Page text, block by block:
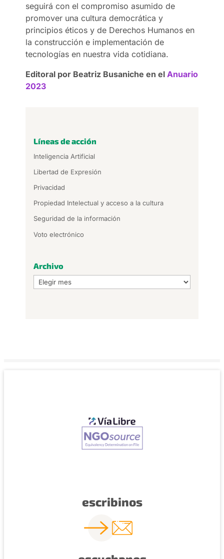
seguirá con el compromiso asumido de
promover una cultura democrática y
principios éticos y de Derechos Humanos en
la construcción e implementación de
tecnologías en nuestra vida cotidiana.
Editoral por Beatriz Busaniche en elAnuario
2023
Líneas de acción
Inteligencia Artificial
Libertad de Expresión
Privacidad
Propiedad Intelectual y acceso a la cultura
Seguridad de la información
Voto electrónico
Archivo
Archivo
escribinos